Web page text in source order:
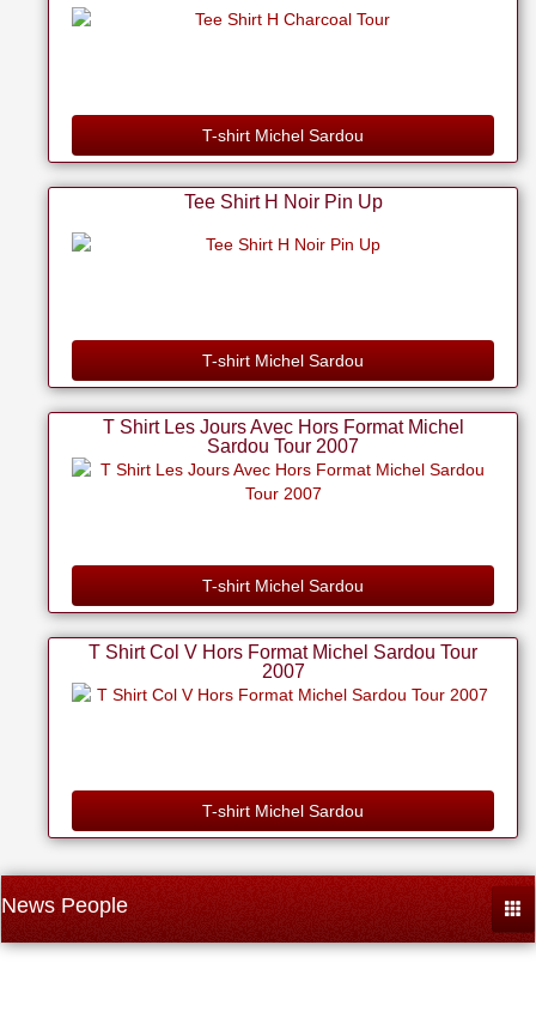
T-shirt Michel Sardou
Tee Shirt H Noir Pin Up
T-shirt Michel Sardou
T Shirt Les Jours Avec Hors Format Michel
Sardou Tour 2007
T-shirt Michel Sardou
T Shirt Col V Hors Format Michel Sardou Tour
2007
T-shirt Michel Sardou
News People